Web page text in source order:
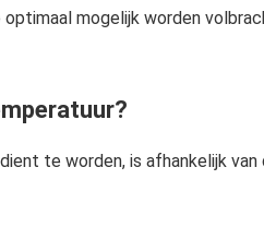
mogelijk worden
te worden, is afhankelijk